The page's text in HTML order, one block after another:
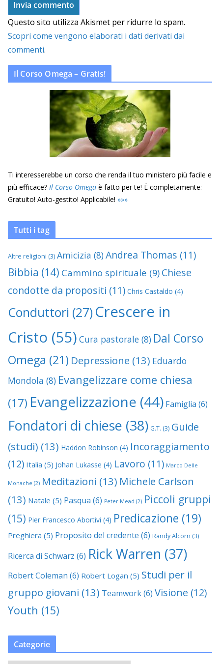
Questo sito utilizza Akismet per ridurre lo spam.
Scopri come vengono elaborati i dati derivati dai
commenti.
Il Corso Omega – Gratis!
Ti interesserebbe un corso che renda il tuo ministero più facile e
più efficace? Il Corso Omega è fatto per te! È completamente:
Gratuito! Auto-gestito! Applicabile! »»»
Tutti i tag
Altre religioni (3) Amicizia (8)Andrea Thomas (11)
Bibbia (14) Cammino spirituale (9) Chiese
condotte da propositi (11) Chris Castaldo (4)
Conduttori (27) Crescere in
Cristo (55) Cura pastorale (8) Dal Corso
Omega (21) Depressione (13) Eduardo
Mondola (8) Evangelizzare come chiesa
(17) Evangelizzazione (44) Famiglia (6)
Fondatori di chiese (38) G.T. (3) Guide
(studi) (13) Haddon Robinson (4) Incoraggiamento
(12) Italia (5) Johan Lukasse (4) Lavoro (11) Marco Delle
Monache (2) Meditazioni (13) Michele Carlson
(13) Natale (5) Pasqua (6) Peter Mead (2) Piccoli gruppi
(15) Pier Francesco Abortivi (4) Predicazione (19)
Preghiera (5) Proposito del credente (6) Randy Alcorn (3)
Ricerca di Schwarz (6) Rick Warren (37)
Robert Coleman (6) Robert Logan (5) Studi per il
gruppo giovani (13) Teamwork(6) Visione (12)
Youth (15)
Categorie